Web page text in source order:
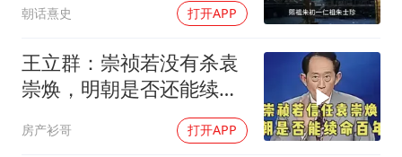
萧敬腾：不忍心让妻子承受生育的苦
奋进开新局 实干挑大梁
朝话熹史 打开APP
王立群：崇祯若没有杀袁
崇焕，明朝是否还能续命
房产衫哥 打开APP